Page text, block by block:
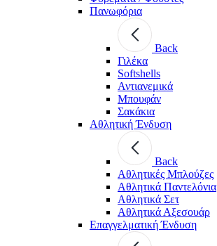
Πανωφόρια
Back
Γιλέκα
Softshells
Αντιανεμικά
Μπουφάν
Σακάκια
Αθλητική Ένδυση
Back
Aθλητικές Μπλούζες
Αθλητικά Παντελόνια
Αθλητικά Σετ
Αθλητικά Αξεσουάρ
Επαγγελματική Ένδυση